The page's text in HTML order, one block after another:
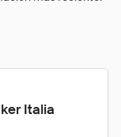
Italia